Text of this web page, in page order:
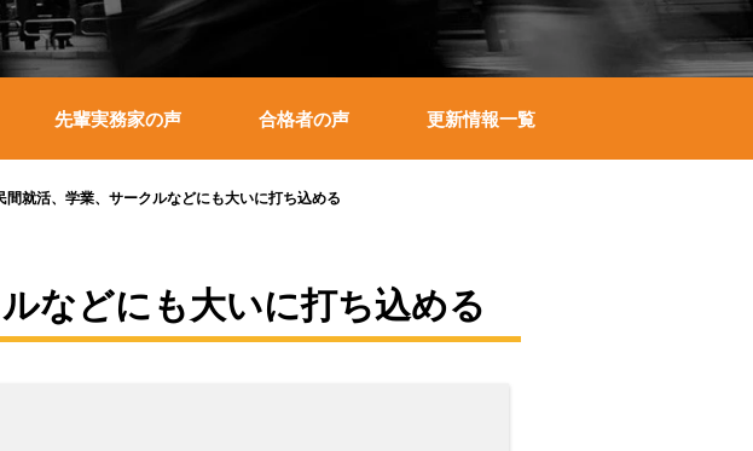
先輩実務家の声 合格者の声 更新情報一覧
間就活、学業、サークルなどにも大いに打ち込める
などにも大いに打ち込める